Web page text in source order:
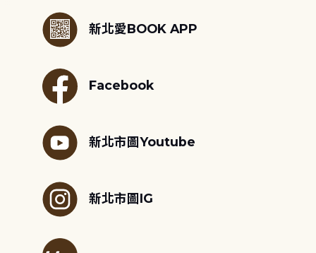
新北愛BOOK APP
Facebook
新北市圖Youtube
新北市圖IG